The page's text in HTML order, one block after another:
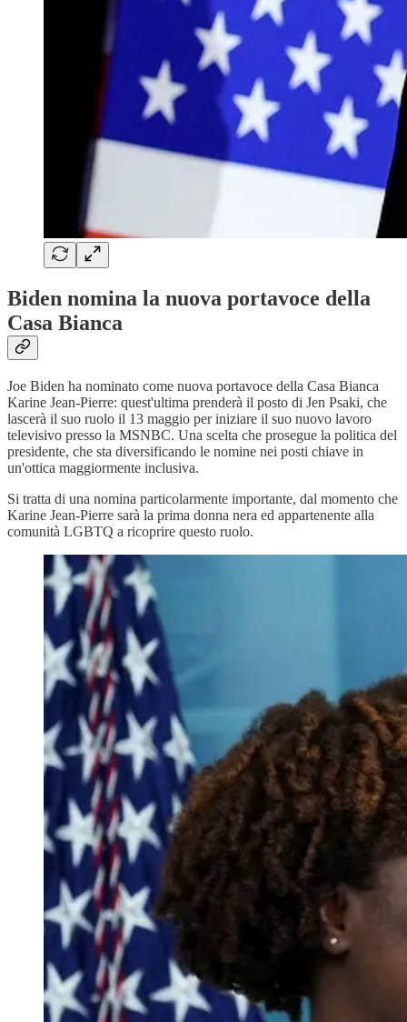
Biden nomina la nuova portavoce della
Casa Bianca
Joe Biden ha nominato come nuova portavoce della Casa Bianca
Karine Jean-Pierre: quest'ultima prenderà il posto di Jen Psaki, che
lascerà il suo ruolo il 13 maggio per iniziare il suo nuovo lavoro
televisivo presso la MSNBC. Una scelta che prosegue la politica del
presidente, che sta diversificando le nomine nei posti chiave in
un'ottica maggiormente inclusiva.
Si tratta di una nomina particolarmente importante, dal momento che
Karine Jean-Pierre sarà la prima donna nera ed appartenente alla
comunità LGBTQ a ricoprire questo ruolo.